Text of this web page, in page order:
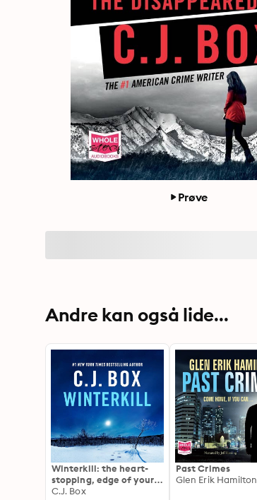
Prøve
Andre kan også lide...
Winterkill: the heart-
stopping, edge of your
seat thriller in the must-
C.J. Box
Past Crimes
Glen Erik Hamilton